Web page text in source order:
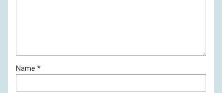
Name *